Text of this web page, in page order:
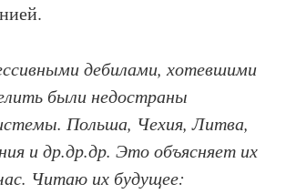
дебилами, хотевшими
были недостраны
Польша, Чехия, Литва,
и др.др.др. Это объясняет их
Читаю их будущее: